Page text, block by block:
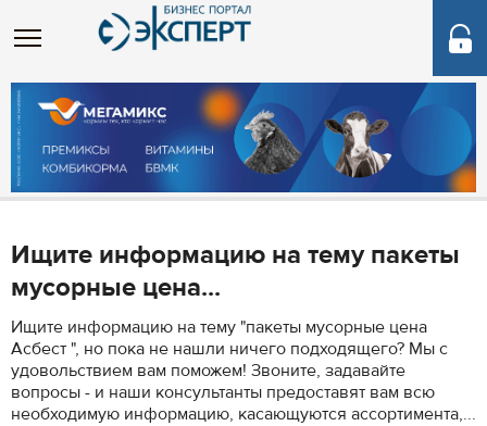
Ищите информацию на тему пакеты
мусорные цена...
Ищите информацию на тему "пакеты мусорные цена
Асбест ", но пока не нашли ничего подходящего? Мы с
удовольствием вам поможем! Звоните, задавайте
вопросы - и наши консультанты предоставят вам всю
необходимую информацию, касающуются ассортимента,...